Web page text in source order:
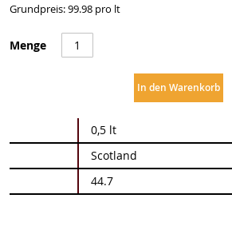
Grundpreis: 99.98 pro lt
Menge
In den Warenkorb
Informationen
0,5 lt
Scotland
44.7